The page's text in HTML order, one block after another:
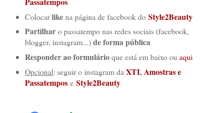
Colocarlikena página de facebook do Style2Beauty
Partilharo passatempo nas redes sociais (facebook,
blogger, instagram...)deforma pública
Responder ao formulárioque está em baixo ouaqui
Opcional: seguir o instagram daXTI,Amostras e
Passatempos e Style2Beauty